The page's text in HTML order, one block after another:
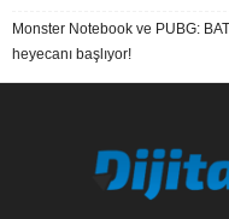
Monster Notebook ve PUBG:
heyecanı başlıyor!